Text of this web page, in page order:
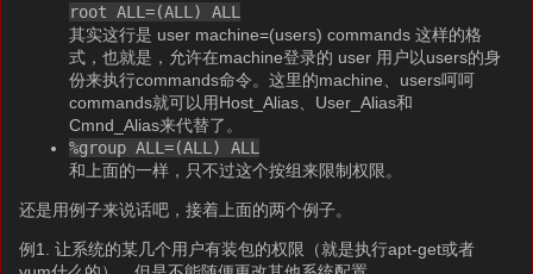
root ALL=(ALL) ALL
其实这行是 user machine=(users) commands 这样的格
式，也就是，允许在machine登录的 user 用户以users的身
份来执行commands命令。这里的machine、users呵呵
commands就可以用Host_Alias、User_Alias和
Cmnd_Alias来代替了。
%group ALL=(ALL) ALL
和上面的一样，只不过这个按组来限制权限。
还是用例子来说话吧，接着上面的两个例子。
例1. 让系统的某几个用户有装包的权限（就是执行apt-get或者